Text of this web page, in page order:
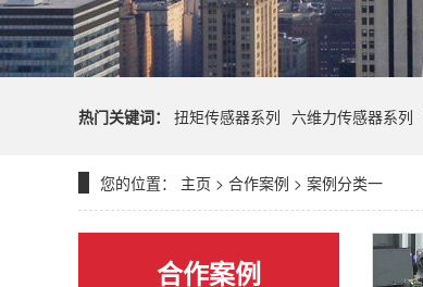
热门关键词： 扭矩传感器系列 六维力传感器系列
您的位置： 主页 > 合作案例 > 案例分类一
合作案例